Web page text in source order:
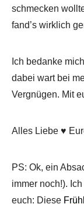
schmecken
fand’s wirklich
Ich bedanke
dabei wart bei
Vergnügen. Mit
Alles Liebe ♥
PS: Ok, ein
immer noch!).
euch: Diese